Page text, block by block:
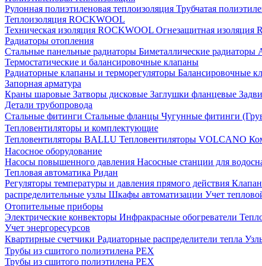
Рулонная полиэтиленовая теплоизоляция Трубчатая
Теплоизоляция ROCKWOOL
Техническая изоляция ROCKWOOL Огнезащитная изоляция
Радиаторы отопления
Стальные панельные радиаторы Биметаллические радиаторы
Термостатические и балансировочные клапаны
Радиаторные клапаны и терморегуляторы Балансировочные
Запорная арматура
Краны шаровые Затворы дисковые Заглушки фланцевые
Детали трубопровода
Стальные фитинги Стальные фланцы Чугунные фитинги
Тепловентиляторы и комплектующие
Тепловентиляторы BALLU Тепловентиляторы VOLCANO
Насосное оборудование
Насосы повышенного давления Насосные станции для
Тепловая автоматика Ридан
Регуляторы температуры и давления прямого действия
распределительные узлы Шкафы автоматизации Учет
Отопительные приборы
Электрические конвекторы Инфракрасные обогреватели
Учет энергоресурсов
Квартирные счетчики Радиаторные распределители тепла
Трубы из сшитого полиэтилена PEX
Трубы из сшитого полиэтилена PEX